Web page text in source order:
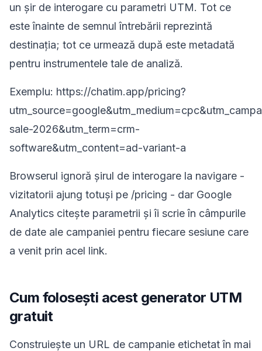
un șir de interogare cu parametri UTM. Tot ce
este înainte de semnul întrebării reprezintă
destinația; tot ce urmează după este metadată
pentru instrumentele tale de analiză.
Exemplu: https://chatim.app/pricing?
sale-2026&utm_term=crm-
software&utm_content=ad-variant-a
Browserul ignoră șirul de interogare la navigare -
vizitatorii ajung totuși pe /pricing - dar Google
Analytics citește parametrii și îi scrie în câmpurile
de date ale campaniei pentru fiecare sesiune care
a venit prin acel link.
Cum folosești acest generator UTM
gratuit
Construiește un URL de campanie etichetat în mai